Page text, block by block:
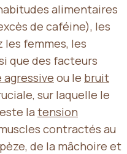
alimentaires
de caféine), les
les femmes, les
que des facteurs
agressive ou le bruit
sur laquelle le
la tension
contractés au
de la mâchoire et